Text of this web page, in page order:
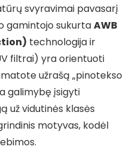
svyravimai pavasarį
gamintojo sukurtaAWB
technologija ir
filtrai) yra orientuoti
užrašą „pinotekso
galimybę įsigyti
už vidutinės klasės
motyvas, kodėl